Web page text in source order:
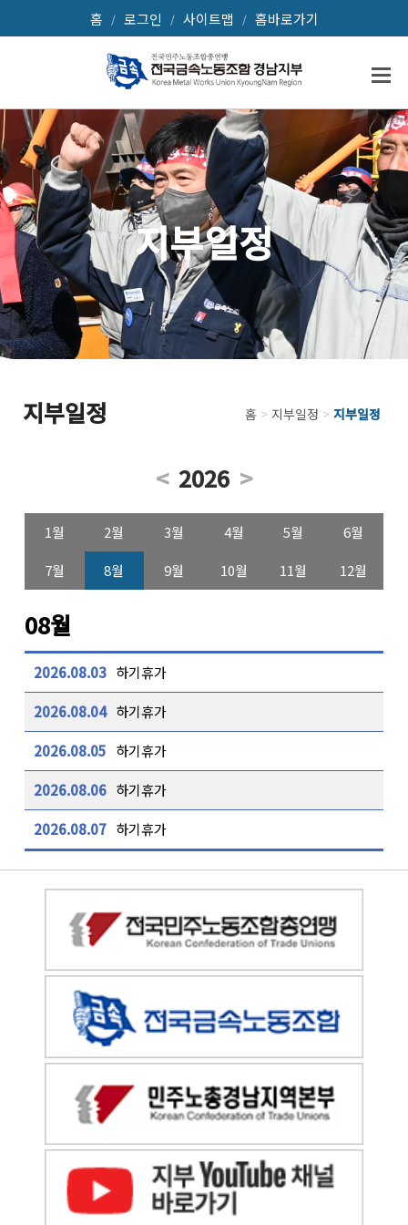
홈 / 로그인 / 사이트맵 / 홈바로가기
지부일정
지부일정 홈 > 지부일정 > 지부일정
< 2026 >
1월 2월 3월 4월 5월
6월
7월
8월 9월 10월 11월 12월
08월
2026.08.03 하기휴가
2026.08.04 하기휴가
2026.08.05 하기휴가
2026.08.06 하기휴가
2026.08.07 하기휴가